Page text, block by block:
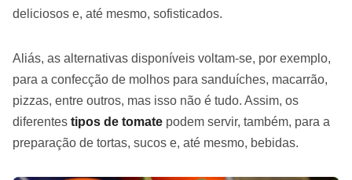
deliciosos e, até mesmo, sofisticados.
Aliás, as alternativas disponíveis voltam-se, por exemplo,
para a confecção de molhos para sanduíches, macarrão,
pizzas, entre outros, mas isso não é tudo. Assim, os
diferentes tipos de tomate podem servir, também, para a
preparação de tortas, sucos e, até mesmo, bebidas.